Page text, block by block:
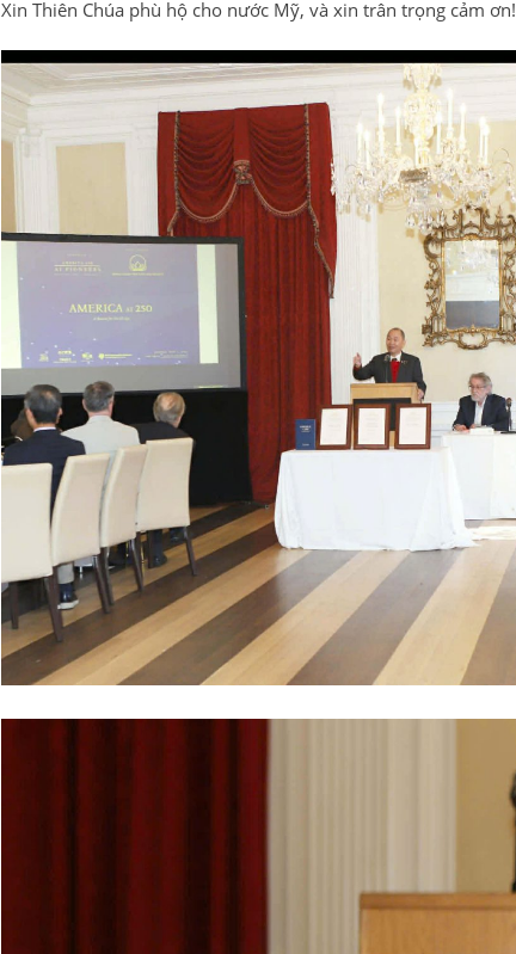
Xin Thiên Chúa phù hộ cho nước Mỹ, và xin trân trọng cảm ơn!